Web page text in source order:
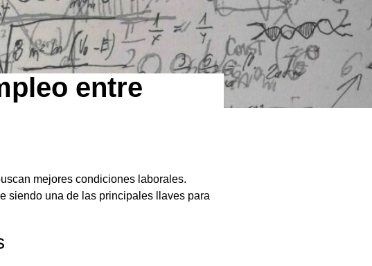
entre
mejores condiciones laborales.
siendo una de las principales llaves para